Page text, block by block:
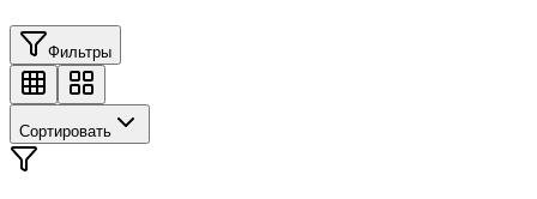
Фильтры
Сортировать